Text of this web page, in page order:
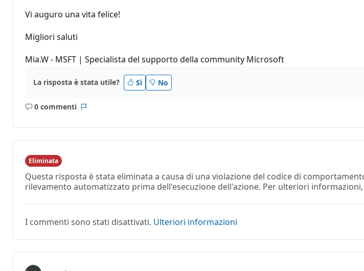
Vi auguro una vita felice!
Migliori saluti
Mia.W - MSFT | Specialista del supporto della community Microsoft
La risposta è stata utile? Sì No
0 commenti
Nessun
Eliminata
Questa risposta è stata eliminata a causa di una violazione del codice di
rilevamento automatizzato prima dell'esecuzione dell'azione. Per ulteriori
I commenti sono stati disattivati. Ulteriori informazioni